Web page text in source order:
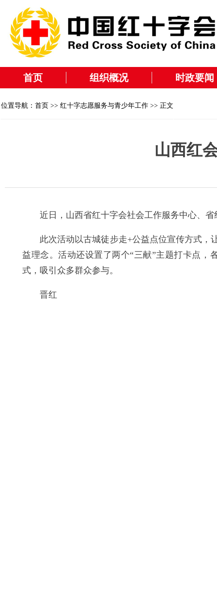
首页 组织概况 时政要闻
位置导航： 首页 >> 红十字志愿服务与青少年工作 >> 正文
山西红
近日，山西省红十字会社会工作服务中心、
此次活动以古城徒步走+公益点位宣传方式，
益理念。活动还设置了两个“三献”主题打卡点，
式，吸引众多群众参与。
晋红